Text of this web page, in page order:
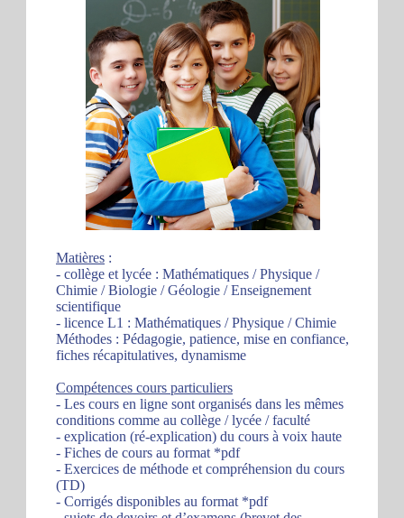
Matières :
- collège et lycée : Mathématiques / Physique /
Chimie / Biologie / Géologie / Enseignement
scientifique
- licence L1 : Mathématiques / Physique / Chimie
Méthodes : Pédagogie, patience, mise en confiance,
fiches récapitulatives, dynamisme
Compétences cours particuliers
- Les cours en ligne sont organisés dans les mêmes
conditions comme au collège / lycée / faculté
- explication (ré-explication) du cours à voix haute
- Fiches de cours au format *pdf
- Exercices de méthode et compréhension du cours
(TD)
- Corrigés disponibles au format *pdf